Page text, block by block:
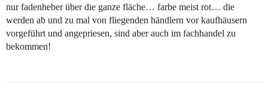
nur fadenheber über die ganze fläche… farbe meist rot… die
werden ab und zu mal von fliegenden händlern vor kaufhäusern
vorgeführt und angepriesen, sind aber auch im fachhandel zu
bekommen!